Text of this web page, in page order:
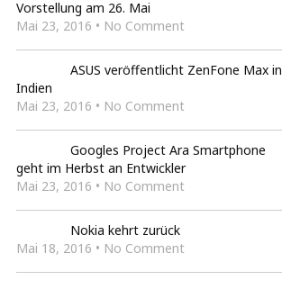
Vorstellung am 26. Mai
Mai 23, 2016 • No Comment
ASUS veröffentlicht ZenFone Max in
Indien
Mai 23, 2016 • No Comment
Googles Project Ara Smartphone
geht im Herbst an Entwickler
Mai 23, 2016 • No Comment
Nokia kehrt zurück
Mai 18, 2016 • No Comment